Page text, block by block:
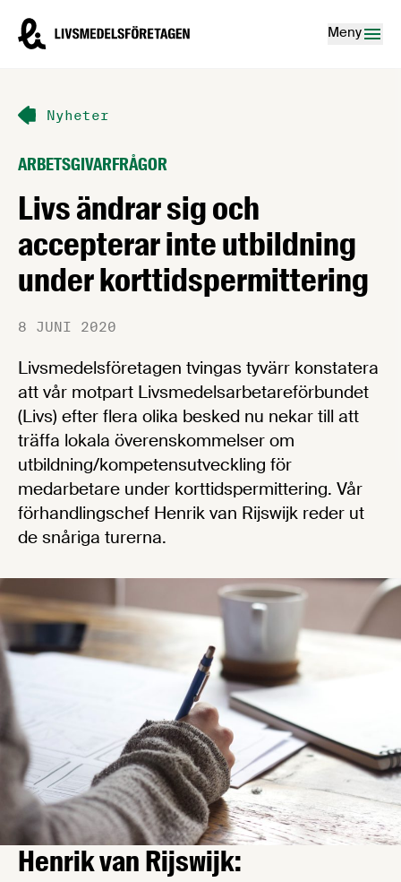
Livsmedelsföretagen – till startsidan
Meny
Nyheter
ARBETSGIVARFRÅGOR
Livs ändrar sig och
accepterar inte utbildning
under korttidspermittering
8 JUNI 2020
Livsmedelsföretagen tvingas tyvärr konstatera
att vår motpart Livsmedelsarbetareförbundet
(Livs) efter flera olika besked nu nekar till att
träffa lokala överenskommelser om
utbildning/kompetensutveckling för
medarbetare under korttidspermittering. Vår
förhandlingschef Henrik van Rijswijk reder ut
de snåriga turerna.
Henrik van Rijswijk: